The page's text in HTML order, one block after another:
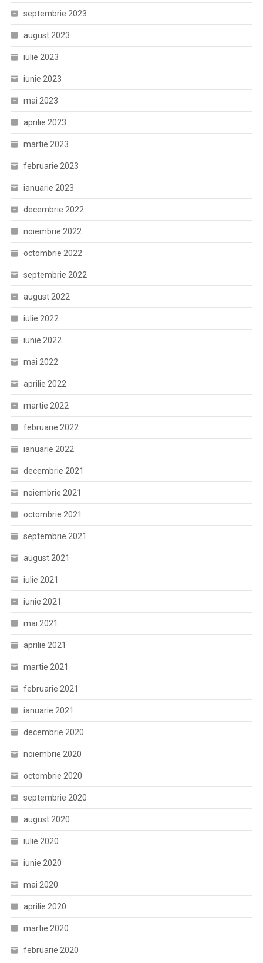
septembrie 2023
august 2023
iulie 2023
iunie 2023
mai 2023
aprilie 2023
martie 2023
februarie 2023
ianuarie 2023
decembrie 2022
noiembrie 2022
octombrie 2022
septembrie 2022
august 2022
iulie 2022
iunie 2022
mai 2022
aprilie 2022
martie 2022
februarie 2022
ianuarie 2022
decembrie 2021
noiembrie 2021
octombrie 2021
septembrie 2021
august 2021
iulie 2021
iunie 2021
mai 2021
aprilie 2021
martie 2021
februarie 2021
ianuarie 2021
decembrie 2020
noiembrie 2020
octombrie 2020
septembrie 2020
august 2020
iulie 2020
iunie 2020
mai 2020
aprilie 2020
martie 2020
februarie 2020